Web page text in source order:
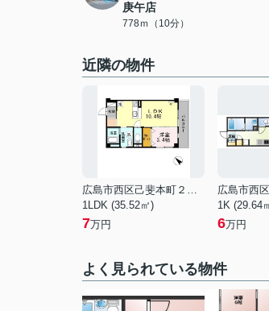
庚午店
778ｍ（10分）
近隣の物件
広島市西区己斐本町２丁目
1LDK (35.52㎡)
7万円
広島市西
1K (29.64
6万円
よく見られている物件